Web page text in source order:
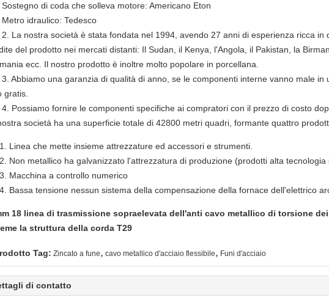
di coda che solleva motore: Americano Eton
idraulico: Tedesco
nostra società è stata fondata nel 1994, avendo 27 anni di esperienza ricca in
del prodotto nei mercati distanti: Il Sudan, il Kenya, l'Angola, il Pakistan, la
ecc. Il nostro prodotto è inoltre molto popolare in porcellana.
una garanzia di qualità di anno, se le componenti interne vanno male in
gratis.
fornire le componenti specifiche ai compratori con il prezzo di costo
società ha una superficie totale di 42800 metri quadri, formante quattro
Linea che mette insieme attrezzature ed accessori e strumenti.
Non metallico ha galvanizzato l'attrezzatura di produzione (prodotti alta tecnologia
Macchina a controllo numerico
Bassa tensione nessun sistema della compensazione della fornace dell'elettrico
18 linea di trasmissione sopraelevata dell'anti cavo metallico di torsione
la struttura della corda T29
Tag: Zincato a fune, cavo metallico d'acciaio flessibile, Funi d'acciaio
di contatto